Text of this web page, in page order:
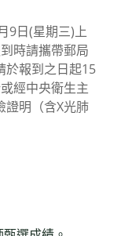
9日(星期三)上
時請攜帶郵局
於報到之日起15
經中央衛生主
證明（含X光肺